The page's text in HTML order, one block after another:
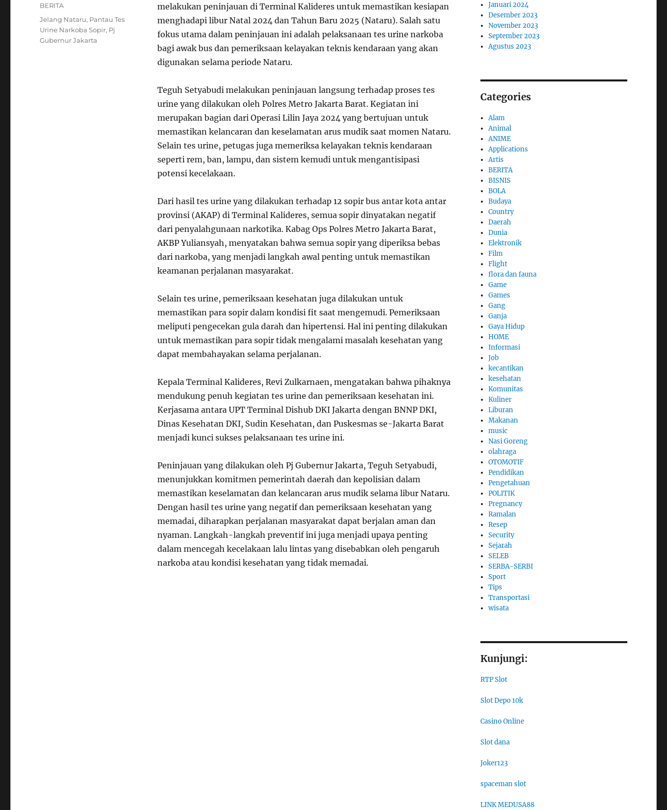
melakukan peninjauan di Terminal Kalideres untuk memastikan kesiapan
menghadapi libur Natal 2024 dan Tahun Baru 2025 (Nataru). Salah satu
fokus utama dalam peninjauan ini adalah pelaksanaan tes urine narkoba
bagi awak bus dan pemeriksaan kelayakan teknis kendaraan yang akan
digunakan selama periode Nataru.
Teguh Setyabudi melakukan peninjauan langsung terhadap proses tes
urine yang dilakukan oleh Polres Metro Jakarta Barat. Kegiatan ini
merupakan bagian dari Operasi Lilin Jaya 2024 yang bertujuan untuk
memastikan kelancaran dan keselamatan arus mudik saat momen Nataru.
Selain tes urine, petugas juga memeriksa kelayakan teknis kendaraan
seperti rem, ban, lampu, dan sistem kemudi untuk mengantisipasi
potensi kecelakaan.
Dari hasil tes urine yang dilakukan terhadap 12 sopir bus antar kota antar
provinsi (AKAP) di Terminal Kalideres, semua sopir dinyatakan negatif
dari penyalahgunaan narkotika. Kabag Ops Polres Metro Jakarta Barat,
AKBP Yuliansyah, menyatakan bahwa semua sopir yang diperiksa bebas
dari narkoba, yang menjadi langkah awal penting untuk memastikan
keamanan perjalanan masyarakat.
Selain tes urine, pemeriksaan kesehatan juga dilakukan untuk
memastikan para sopir dalam kondisi fit saat mengemudi. Pemeriksaan
meliputi pengecekan gula darah dan hipertensi. Hal ini penting dilakukan
untuk memastikan para sopir tidak mengalami masalah kesehatan yang
dapat membahayakan selama perjalanan.
Kepala Terminal Kalideres, Revi Zulkarnaen, mengatakan bahwa pihaknya
mendukung penuh kegiatan tes urine dan pemeriksaan kesehatan ini.
Kerjasama antara UPT Terminal Dishub DKI Jakarta dengan BNNP DKI,
Dinas Kesehatan DKI, Sudin Kesehatan, dan Puskesmas se-Jakarta Barat
menjadi kunci sukses pelaksanaan tes urine ini.
Peninjauan yang dilakukan oleh Pj Gubernur Jakarta, Teguh Setyabudi,
menunjukkan komitmen pemerintah daerah dan kepolisian dalam
memastikan keselamatan dan kelancaran arus mudik selama libur Nataru.
Dengan hasil tes urine yang negatif dan pemeriksaan kesehatan yang
memadai, diharapkan perjalanan masyarakat dapat berjalan aman dan
nyaman. Langkah-langkah preventif ini juga menjadi upaya penting
dalam mencegah kecelakaan lalu lintas yang disebabkan oleh pengaruh
narkoba atau kondisi kesehatan yang tidak memadai.
Categories
BERITA
Tags
Jelang Nataru, Pantau Tes
Urine Narkoba Sopir, Pj
Gubernur Jakarta
Januari 2024
Desember 2023
November 2023
September 2023
Agustus 2023
Categories
Alam
Animal
ANIME
Applications
Artis
BERITA
BISNIS
BOLA
Budaya
Country
Daerah
Dunia
Elektronik
Film
Flight
flora dan fauna
Game
Games
Gang
Ganja
Gaya Hidup
HOME
Informasi
Job
kecantikan
kesehatan
Komunitas
Kuliner
Liburan
Makanan
music
Nasi Goreng
olahraga
OTOMOTIF
Pendidikan
Pengetahuan
POLITIK
Pregnancy
Ramalan
Resep
Security
Sejarah
SELEB
SERBA-SERBI
Sport
Tips
Transportasi
wisata
Kunjungi:
RTP Slot
Slot Depo 10k
Casino Online
Slot dana
Joker123
spaceman slot
LINK MEDUSA88